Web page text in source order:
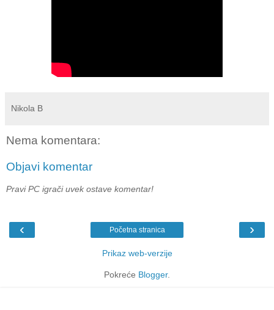
Nikola B
Nema komentara:
Objavi komentar
Pravi PC igrači uvek ostave komentar!
‹ ›
Početna stranica
Prikaz web-verzije
Pokreće Blogger.